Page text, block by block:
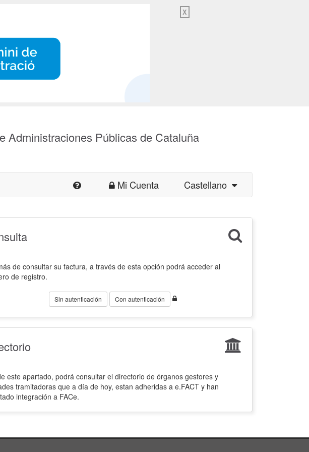
X
Administraciones Públicas de Cataluña
Mi Cuenta Castellano
de consultar su factura, a través de esta opción podrá acceder al
de registro.
Sin autenticación Con autenticación
este apartado, podrá consultar el directorio de órganos gestores y
tramitadoras que a día de hoy, estan adheridas a e.FACT y han
integración a FACe.